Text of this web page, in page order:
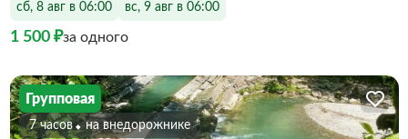
сб, 8 авг в 06:00 вс, 9 авг в 06:00
1 500 ₽за одного
Групповая
7 часов На внедорожнике